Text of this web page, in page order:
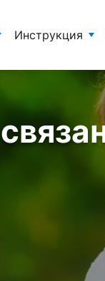
Инструкция